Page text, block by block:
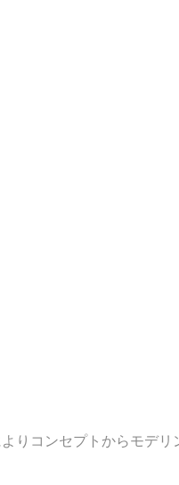
りコンセプトからモデリ